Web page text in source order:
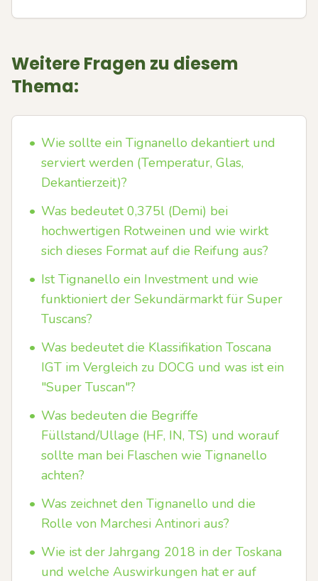
Weitere Fragen zu diesem
Thema:
• Wie sollte ein Tignanello dekantiert und
serviert werden (Temperatur, Glas,
Dekantierzeit)?
• Was bedeutet 0,375l (Demi) bei
hochwertigen Rotweinen und wie wirkt
sich dieses Format auf die Reifung aus?
• Ist Tignanello ein Investment und wie
funktioniert der Sekundärmarkt für Super
Tuscans?
• Was bedeutet die Klassifikation Toscana
IGT im Vergleich zu DOCG und was ist ein
"Super Tuscan"?
• Was bedeuten die Begriffe
Füllstand/Ullage (HF, IN, TS) und worauf
sollte man bei Flaschen wie Tignanello
achten?
• Was zeichnet den Tignanello und die
Rolle von Marchesi Antinori aus?
• Wie ist der Jahrgang 2018 in der Toskana
und welche Auswirkungen hat er auf